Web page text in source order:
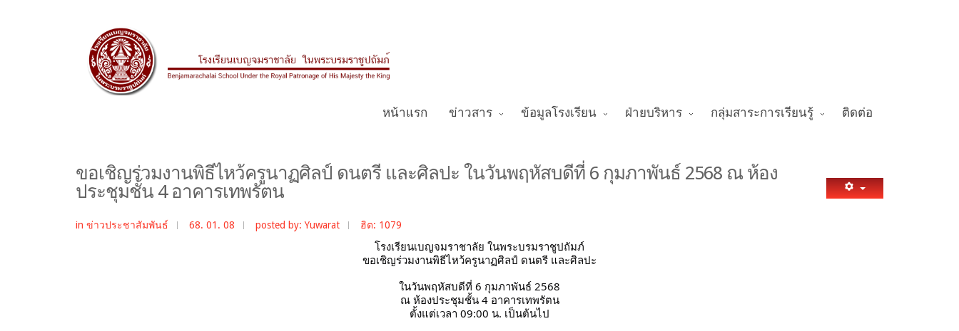
หน้าแรก ข่าวสาร ข้อมูลโรงเรียน ฝ่ายบริหาร กลุ่มสาระการเรียนรู้ ติดต่อ
ขอเชิญร่วมงานพิธีไหว้ครูนาฏศิลป์ ดนตรี และศิลปะ ในวันพฤหัสบดีที่ 6 กุมภาพันธ์ 2568 ณ ห้อง
ประชุมชั้น 4 อาคารเทพรัตน
in ข่าวประชาสัมพันธ์ 68. 01. 08 posted by: Yuwarat ฮิต: 1079
โรงเรียนเบญจมราชาลัย ในพระบรมราชูปถัมภ์
ขอเชิญร่วมงานพิธีไหว้ครูนาฏศิลป์ ดนตรี และศิลปะ
ในวันพฤหัสบดีที่ 6 กุมภาพันธ์ 2568
ณ ห้องประชุมชั้น 4 อาคารเทพรัตน
ตั้งแต่เวลา 09:00 น. เป็นต้นไป